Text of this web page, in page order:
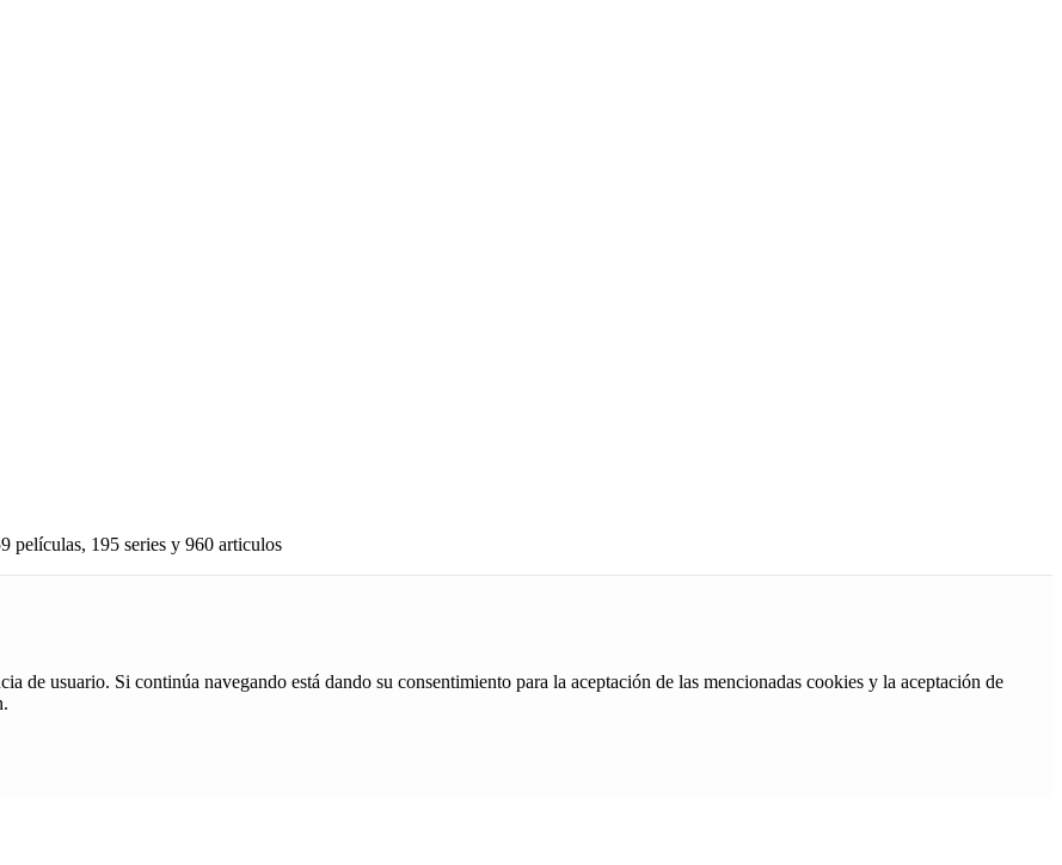
películas, 195 series y 960 articulos
de usuario. Si continúa navegando está dando su consentimiento para la aceptación de las mencionadas cookies y la aceptación de